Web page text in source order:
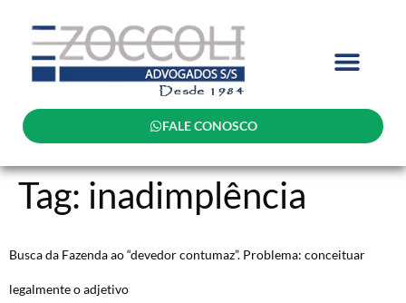
FALE CONOSCO
Tag: inadimplência
Busca da Fazenda ao “devedor contumaz”. Problema: conceituar
legalmente o adjetivo